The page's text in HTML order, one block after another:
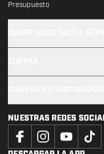
Presupuesto
NUESTRAS REDES